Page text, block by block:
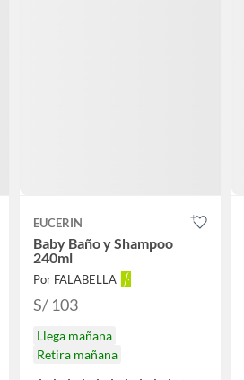
EUCERIN
Baby Baño y Shampoo
240ml
Por FALABELLA
S/ 103
Llega mañana
Retira mañana